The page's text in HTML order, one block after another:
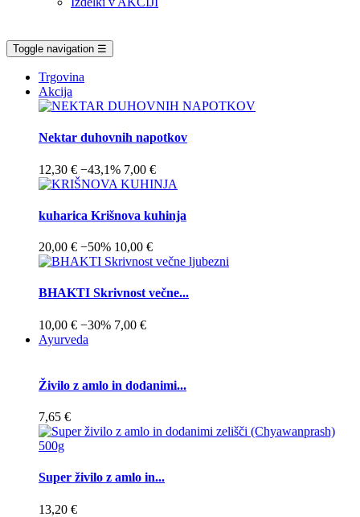
Toggle navigation ☰
Trgovina
Akcija
Nektar duhovnih napotkov
12,30 € −43,1% 7,00 €
kuharica Krišnova kuhinja
20,00 € −50% 10,00 €
BHAKTI Skrivnost večne...
10,00 € −30% 7,00 €
Ayurveda
Živilo z amlo in dodanimi...
7,65 €
Super živilo z amlo in...
13,20 €